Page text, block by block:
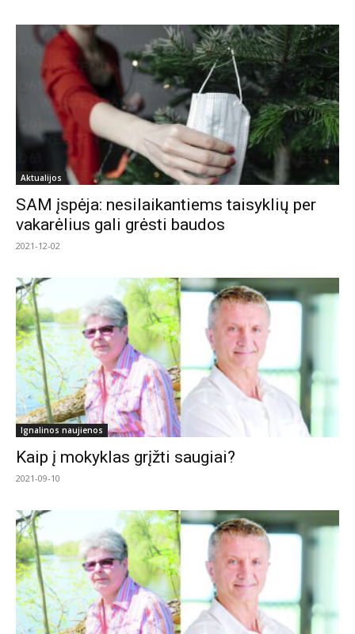
Aktualijos
SAM įspėja: nesilaikantiems taisyklių per
vakarėlius gali grėsti baudos
2021-12-02
Ignalinos naujienos
Kaip į mokyklas grįžti saugiai?
2021-09-10